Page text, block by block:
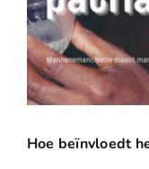
Hoe beïnvloedt